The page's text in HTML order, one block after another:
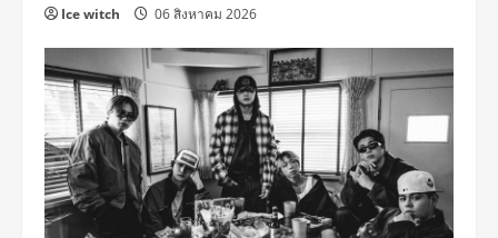
Ice witch 06 สิงหาคม 2026